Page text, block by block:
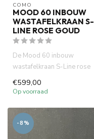
COMO
MOOD 60 INBOUW
WASTAFELKRAAN S-
LINE ROSE GOUD
De Mood 60 inbouw
wastafelkraan S-Line rose
DZR messi...
€599,00
Op voorraad
-8%